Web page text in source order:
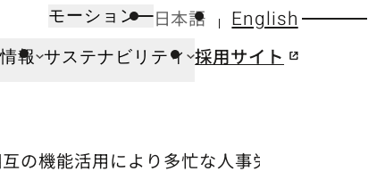
モーション 日本語 English
報 サステナビリティ 採用サイト
互の機能活用により多忙な人事労務の時間創出